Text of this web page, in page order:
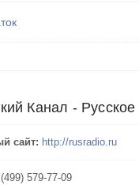
Канал -
сайт: http://rusradio.ru
579‑77-09